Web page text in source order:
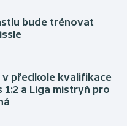
bude trénovat
v předkole kvalifikace
1:2 a Liga mistryň pro